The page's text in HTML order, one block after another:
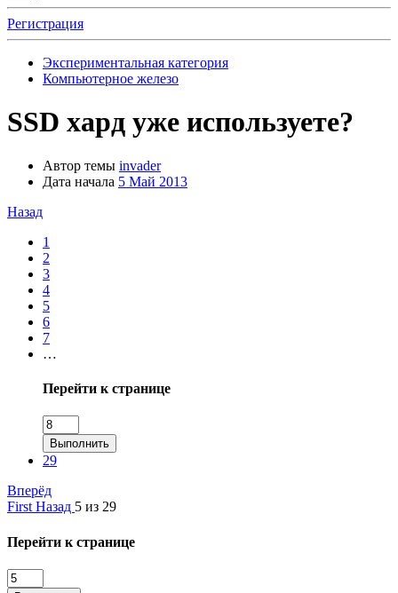
Регистрация
Экспериментальная категория
Компьютерное железо
SSD хард уже используете?
Автор темы invader
Дата начала 5 Май 2013
Назад
1
2
3
4
5
6
7
…
Перейти к странице
Выполнить
29
Вперёд
First Назад 5 из 29
Перейти к странице